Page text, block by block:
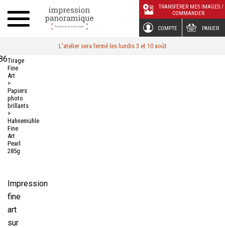
COMPTE PANIER
TRANSFÉRER MES IMAGES /
COMMANDER
L'atelier sera fermé les lundis 3 et 10 août
Tirage
Fine
Art
>
Papiers
photo
brillants
>
Hahnemühle
Fine
Art
Pearl
285g
Impression
fine
art
sur